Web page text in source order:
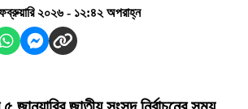
২০২৬ - ১২:৪২ অপরাহ্ন